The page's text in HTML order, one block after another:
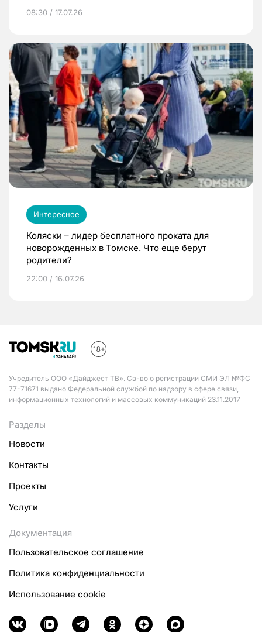
08:30 / 17.07.26
Интересное
Коляски – лидер бесплатного проката для
новорожденных в Томске. Что еще берут
родители?
22:00 / 16.07.26
Учредитель ООО «Дайджест ТВ». Св-во о регистрации СМИ ЭЛ №ФС
77-71671 выдано Федеральной службой по надзору в сфере связи,
информационных технологий и массовых коммуникаций 23.11.2017
Разделы
Новости
Контакты
Проекты
Услуги
Документация
Пользовательское соглашение
Политика конфиденциальности
Использование cookie